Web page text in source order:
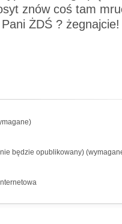
znów coś tam
ŻDŚ ?
będzie opublikowany)